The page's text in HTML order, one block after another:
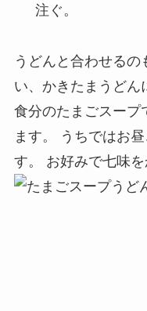
注ぐ。
うどんと合わせるの
い、かきたまうどん
食分のたまごスープ
ます。 うちではお
す。 お好みで七味を